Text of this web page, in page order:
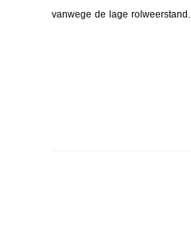
vanwege de lage rolweerstand.